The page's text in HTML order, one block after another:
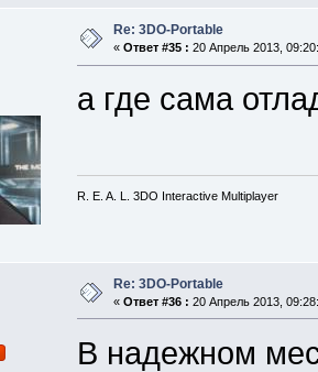
Re: 3DO-Portable
« Ответ #35 : 20 Апрель 2013,
а где сама
R. E. A. L. 3DO Interactive Multiplayer
Re: 3DO-Portable
« Ответ #36 : 20 Апрель 2013,
В надежном